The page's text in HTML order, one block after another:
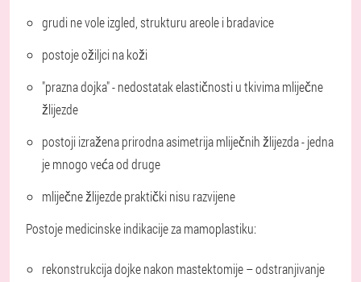
grudi ne vole izgled, strukturu areole i bradavice
postoje ožiljci na koži
"prazna dojka" - nedostatak elastičnosti u tkivima mliječne
žlijezde
postoji izražena prirodna asimetrija mliječnih žlijezda - jedna
je mnogo veća od druge
mliječne žlijezde praktički nisu razvijene
Postoje medicinske indikacije za mamoplastiku:
rekonstrukcija dojke nakon mastektomije – odstranjivanje